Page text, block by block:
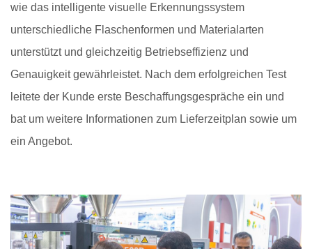
wie das intelligente visuelle Erkennungssystem
unterschiedliche Flaschenformen und Materialarten
unterstützt und gleichzeitig Betriebseffizienz und
Genauigkeit gewährleistet. Nach dem erfolgreichen Test
leitete der Kunde erste Beschaffungsgespräche ein und
bat um weitere Informationen zum Lieferzeitplan sowie um
ein Angebot.